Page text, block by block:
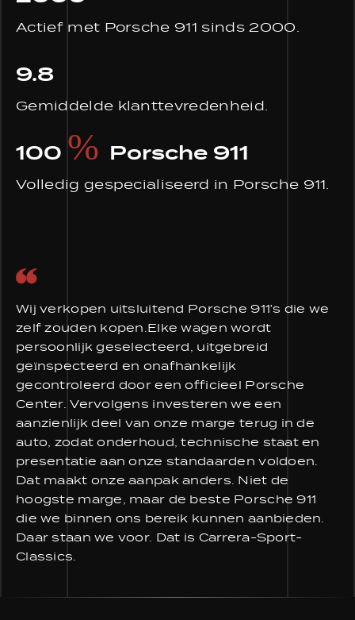
Actief met Porsche 911 sinds 2000.
9.8
Gemiddelde klanttevredenheid.
100 % Porsche 911
Volledig gespecialiseerd in Porsche 911.
Wij verkopen uitsluitend Porsche 911's die we
zelf zouden kopen.Elke wagen wordt
persoonlijk geselecteerd, uitgebreid
geïnspecteerd en onafhankelijk
gecontroleerd door een officieel Porsche
Center. Vervolgens investeren we een
aanzienlijk deel van onze marge terug in de
auto, zodat onderhoud, technische staat en
presentatie aan onze standaarden voldoen.
Dat maakt onze aanpak anders. Niet de
hoogste marge, maar de beste Porsche 911
die we binnen ons bereik kunnen aanbieden.
Daar staan we voor. Dat is Carrera-Sport-
Classics.